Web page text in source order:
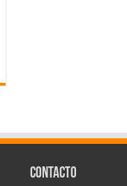
Contacto